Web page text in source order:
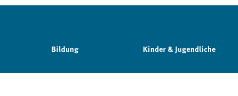
Bildung Kinder & Jugendliche